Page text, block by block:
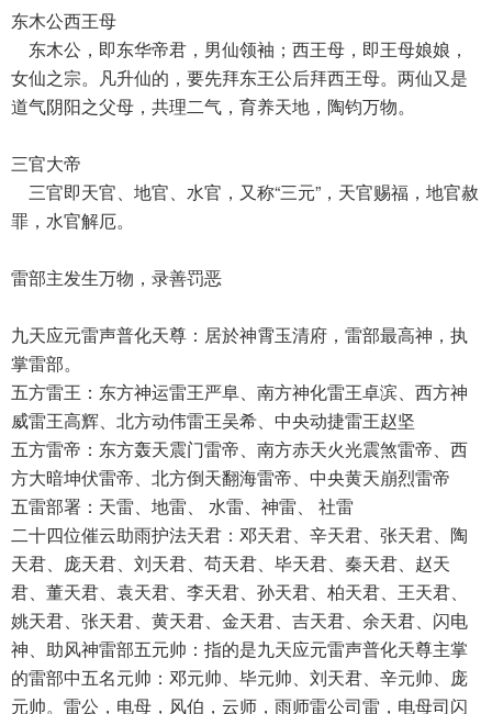
东木公西王母
东木公，即东华帝君，男仙领袖；西王母，即王母娘娘，
女仙之宗。凡升仙的，要先拜东王公后拜西王母。两仙又是
道气阴阳之父母，共理二气，育养天地，陶钧万物。
三官大帝
三官即天官、地官、水官，又称“三元”，天官赐福，地官赦
罪，水官解厄。
雷部主发生万物，录善罚恶
九天应元雷声普化天尊：居於神霄玉清府，雷部最高神，执
掌雷部。
五方雷王：东方神运雷王严阜、南方神化雷王卓滨、西方神
威雷王高辉、北方动伟雷王吴希、中央动捷雷王赵坚
五方雷帝：东方轰天震门雷帝、南方赤天火光震煞雷帝、西
方大暗坤伏雷帝、北方倒天翻海雷帝、中央黄天崩烈雷帝
五雷部署：天雷、地雷、 水雷、神雷、 社雷
二十四位催云助雨护法天君：邓天君、辛天君、张天君、陶
天君、庞天君、刘天君、苟天君、毕天君、秦天君、赵天
君、董天君、袁天君、李天君、孙天君、柏天君、王天君、
姚天君、张天君、黄天君、金天君、吉天君、余天君、闪电
神、助风神雷部五元帅：指的是九天应元雷声普化天尊主掌
的雷部中五名元帅：邓元帅、毕元帅、刘天君、辛元帅、庞
元帅。雷公，电母，风伯，云师，雨师雷公司雷，电母司闪